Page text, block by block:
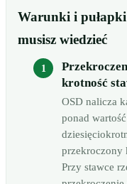
Warunki i
musisz wiedzieć
krotność
OSD nalicza
ponad
przekroczony
Przy stawce